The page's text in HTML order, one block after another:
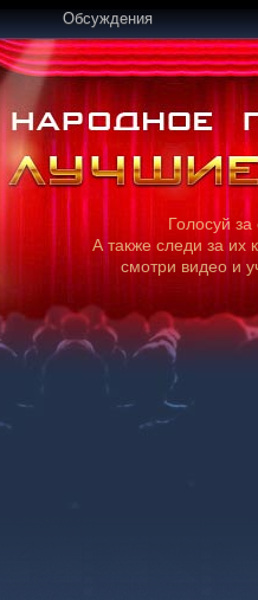
Обсуждения
Голосуй за
А также следи за их
смотри видео и